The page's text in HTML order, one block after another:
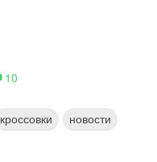
10
кроссовки новости